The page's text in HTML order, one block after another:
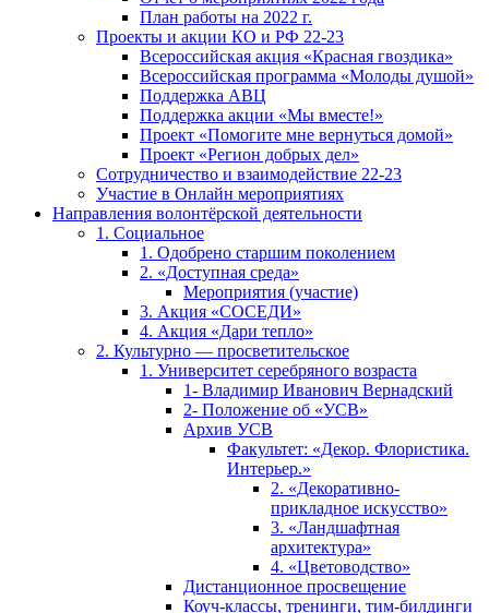
План работы на 2022 г.
Проекты и акции КО и РФ 22-23
Всероссийская акция «Красная гвоздика»
Всероссийская программа «Молоды душой»
Поддержка АВЦ
Поддержка акции «Мы вместе!»
Проект «Помогите мне вернуться домой»
Проект «Регион добрых дел»
Сотрудничество и взаимодействие 22-23
Участие в Онлайн мероприятиях
Направления волонтёрской деятельности
1. Социальное
1. Одобрено старшим поколением
2. «Доступная среда»
Мероприятия (участие)
3. Акция «СОСЕДИ»
4. Акция «Дари тепло»
2. Культурно — просветительское
1. Университет серебряного возраста
1- Владимир Иванович Вернадский
2- Положение об «УСВ»
Архив УСВ
Факультет: «Декор. Флористика.
Интерьер.»
2. «Декоративно-
прикладное искусство»
3. «Ландшафтная
архитектура»
4. «Цветоводство»
Дистанционное просвещение
Коуч-классы, тренинги, тим-билдинги